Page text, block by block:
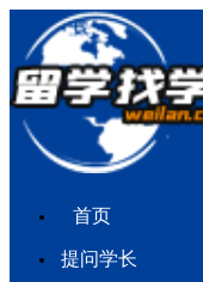
首页
提问学长